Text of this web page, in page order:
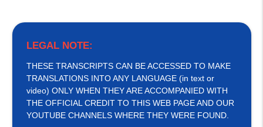
LEGAL NOTE:
THESE TRANSCRIPTS CAN BE ACCESSED TO MAKE
TRANSLATIONS INTO ANY LANGUAGE (in text or
video) ONLY WHEN THEY ARE ACCOMPANIED WITH
THE OFFICIAL CREDIT TO THIS WEB PAGE AND OUR
YOUTUBE CHANNELS WHERE THEY WERE FOUND.